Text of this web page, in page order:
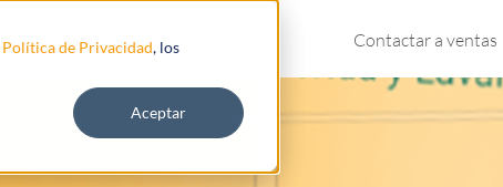
Política de Privacidad, los
Aceptar
Contactar a ventas